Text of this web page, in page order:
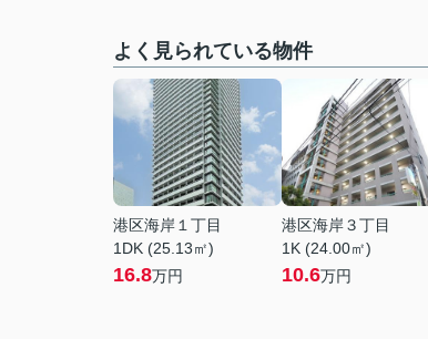
よく見られている物件
港区海岸１丁目
1DK (25.13㎡)
16.8万円
港区海岸３丁目
1K (24.00㎡)
10.6万円